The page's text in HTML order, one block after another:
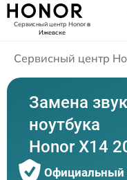
Сервисный центр Honorв
Ижевске
Сервисный центр
Замена
ноутбука
Honor X14
Официальный